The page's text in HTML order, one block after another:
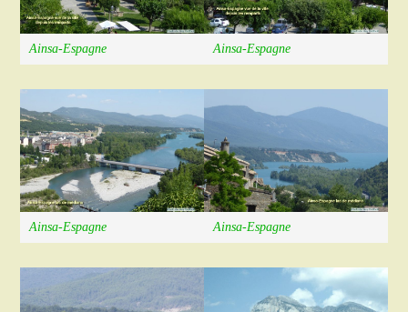
Ainsa-Espagne Ainsa-Espagne
Ainsa-Espagne Ainsa-Espagne